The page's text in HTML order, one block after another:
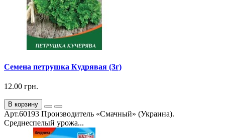
Семена петрушка Кудрявая (3г)
12.00 грн.
В корзину
Арт.60193 Производитель «Смачный» (Украина).
Среднеспелый урожа...